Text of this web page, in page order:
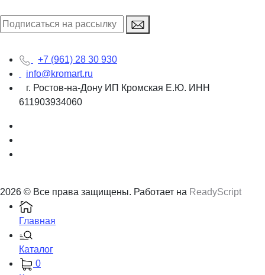
+7 (961) 28 30 930
info@kromart.ru
г. Ростов-на-Дону ИП Кромская Е.Ю. ИНН
611903934060
2026 © Все права защищены. Работает на ReadyScript
Главная
Каталог
0